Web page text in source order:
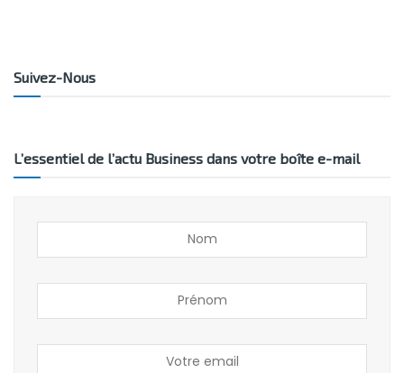
Suivez-Nous
L’essentiel de l’actu Business dans votre boîte e-mail